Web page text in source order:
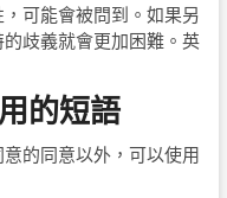
可能會被問到。如果另
歧義就會更加困難。英
的短語
的同意以外，可以使用